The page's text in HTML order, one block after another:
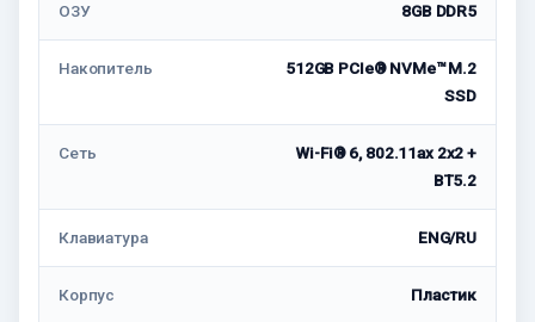
ОЗУ 8GB DDR5
Накопитель
512GB PCIe® NVMe™ M.2
SSD
Сеть
Wi-Fi® 6, 802.11ax 2x2 +
BT5.2
Клавиатура ENG/RU
Корпус Пластик